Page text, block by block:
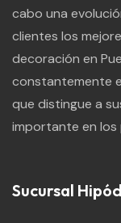
cabo una
clientes los
decoración en
constantemente
que distingue a
importante en los
Sucursal